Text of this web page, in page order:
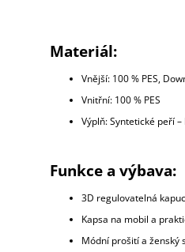
Materiál:
Vnější: 100 % PES,
Vnitřní: 100 % PES
Výplň: Syntetické peří
Funkce a výbava:
3D regulovatelná
Kapsa na mobil a
Módní prošití a ženský